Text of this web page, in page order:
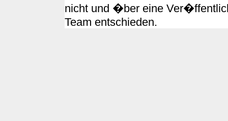
nicht und �ber eine
Team entschieden.